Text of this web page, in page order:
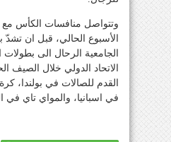
وتتواصل منافسات الكأس مع
الأسبوع الحالي، قبل ان تشدّ
الجامعية الرحال الى بطولات
الاتحاد الدولي خلال الصيف
القدم للصالات في بولندا،
في اسبانيا، والمواي تاي في